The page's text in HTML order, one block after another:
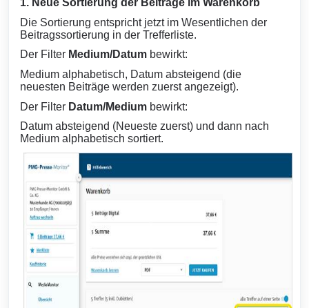
1. Neue Sortierung der Beiträge im Warenkorb
Die Sortierung entspricht jetzt im Wesentlichen der
Beitragssortierung in der Trefferliste.
Der Filter Medium/Datum bewirkt:
Medium alphabetisch, Datum absteigend (die
neuesten Beiträge werden zuerst angezeigt).
Der Filter Datum/Medium bewirkt:
Datum absteigend (Neueste zuerst) und dann nach
Medium alphabetisch sortiert.